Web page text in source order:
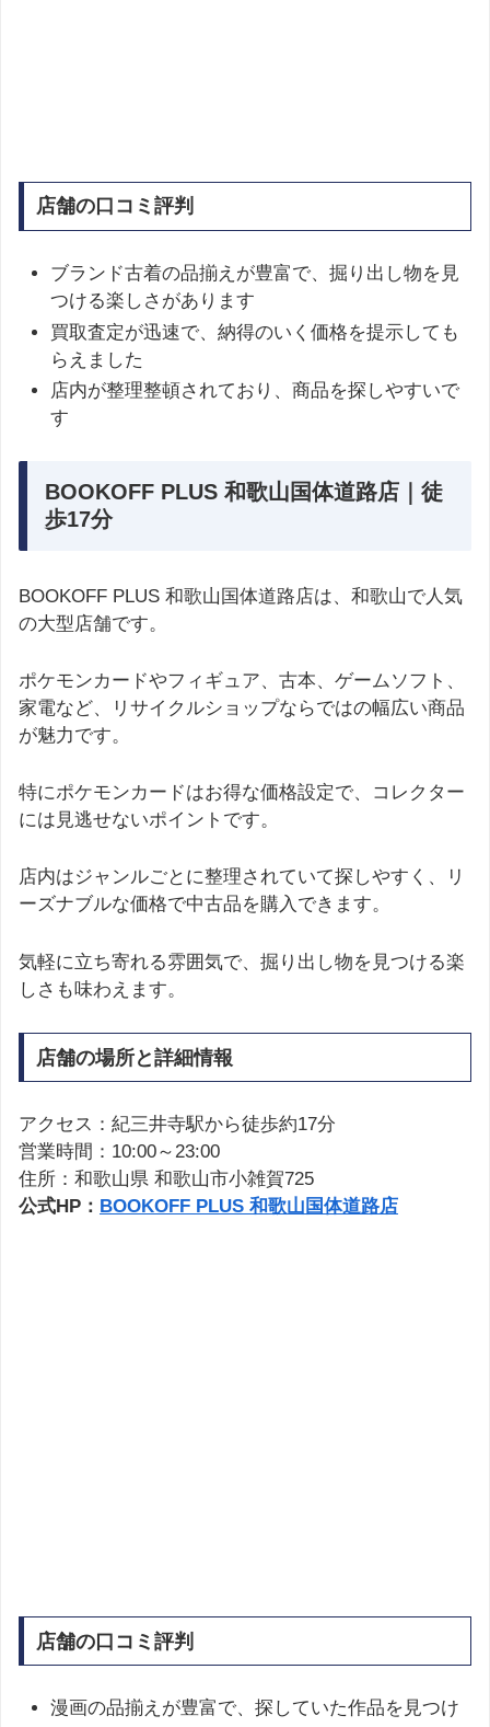
店舗の口コミ評判
ブランド古着の品揃えが豊富で、掘り出し物を見
つける楽しさがあります
買取査定が迅速で、納得のいく価格を提示しても
らえました
店内が整理整頓されており、商品を探しやすいで
す
BOOKOFF PLUS 和歌山国体道路店｜徒
歩17分
BOOKOFF PLUS 和歌山国体道路店は、和歌山で人気
の大型店舗です。
ポケモンカードやフィギュア、古本、ゲームソフト、
家電など、リサイクルショップならではの幅広い商品
が魅力です。
特にポケモンカードはお得な価格設定で、コレクター
には見逃せないポイントです。
店内はジャンルごとに整理されていて探しやすく、リ
ーズナブルな価格で中古品を購入できます。
気軽に立ち寄れる雰囲気で、掘り出し物を見つける楽
しさも味わえます。
店舗の場所と詳細情報
アクセス：紀三井寺駅から徒歩約17分
営業時間：10:00～23:00
住所：和歌山県 和歌山市小雑賀725
公式HP： BOOKOFF PLUS 和歌山国体道路店
店舗の口コミ評判
漫画の品揃えが豊富で、探していた作品を見つけ